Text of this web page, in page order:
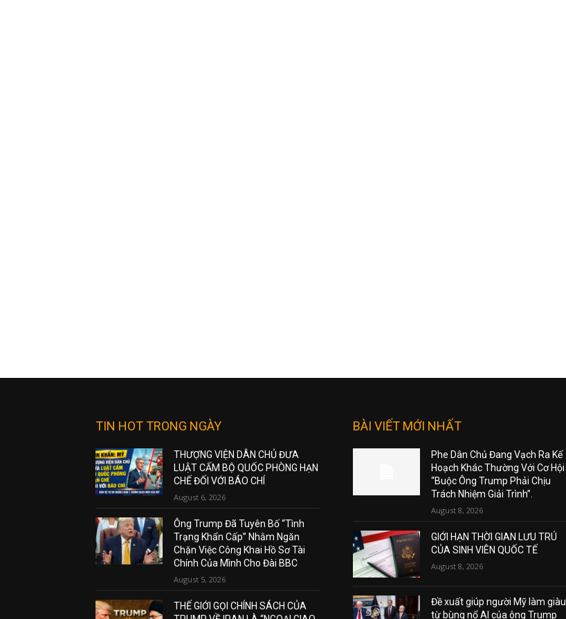
TIN HOT TRONG NGÀY
THƯỢNG VIỆN DÂN CHỦ ĐƯA
LUẬT CẤM BỘ QUỐC PHÒNG HẠN
CHẾ ĐỐI VỚI BÁO CHÍ
August 6, 2026
Ông Trump Đã Tuyên Bố “Tình
Trạng Khẩn Cấp” Nhằm Ngăn
Chặn Việc Công Khai Hồ Sơ Tài
Chính Của Mình Cho Đài BBC
August 5, 2026
THẾ GIỚI GỌI CHÍNH SÁCH CỦA
BÀI VIẾT MỚI NHẤT
Phe Dân Chủ Đang Vạch Ra Kế
Hoạch Khác Thường Với Cơ Hội
“Buộc Ông Trump Phải Chịu
Trách Nhiệm Giải Trình”.
August 8, 2026
GIỚI HẠN THỜI GIAN LƯU TRÚ
CỦA SINH VIÊN QUỐC TẾ
August 8, 2026
Đề xuất giúp người Mỹ làm giàu
từ bùng nổ AI của ông Trump